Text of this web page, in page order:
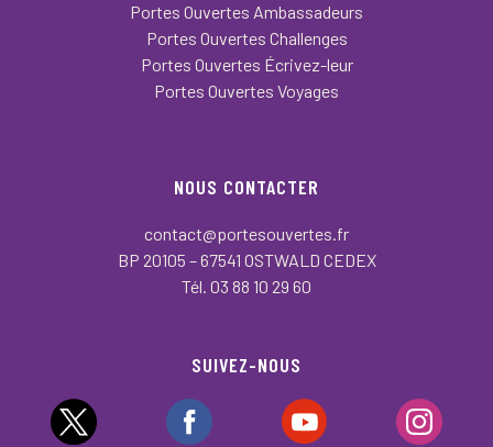
Portes Ouvertes Ambassadeurs
Portes Ouvertes Challenges
Portes Ouvertes Écrivez-leur
Portes Ouvertes Voyages
NOUS CONTACTER
contact@portesouvertes.fr
BP 20105 – 67541 OSTWALD CEDEX
Tél. 03 88 10 29 60
SUIVEZ-NOUS